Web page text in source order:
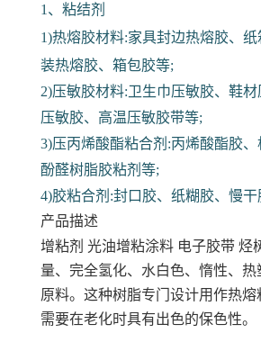
1、粘结剂
1)热熔胶材料:家具封边热熔胶、
装热熔胶、箱包胶等;
2)压敏胶材料:卫生巾压敏胶、鞋
压敏胶、高温压敏胶带等;
3)压丙烯酸酯粘合剂:丙烯酸酯胶、
酚醛树脂胶粘剂等;
4)胶粘合剂:封口胶、纸糊胶、慢
产品描述
增粘剂 光油增粘涂料 电子胶带 烃
量、完全氢化、水白色、惰性、
原料。这种树脂专门设计用作热
需要在老化时具有出色的保色性。